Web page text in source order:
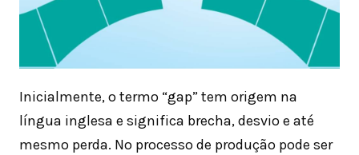
Inicialmente, o termo “gap” tem origem na
língua inglesa e significa brecha, desvio e até
mesmo perda. No processo de produção pode ser